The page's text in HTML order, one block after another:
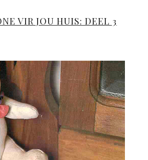
VIR JOU HUIS: DEEL 3